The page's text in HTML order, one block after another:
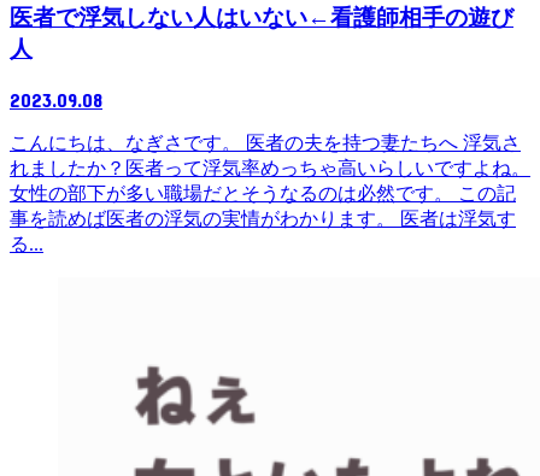
医者で浮気しない人はいない←看護師相手の遊び
人
2023.09.08
こんにちは、なぎさです。 医者の夫を持つ妻たちへ 浮気さ
れましたか？医者って浮気率めっちゃ高いらしいですよね。
女性の部下が多い職場だとそうなるのは必然です。 この記
事を読めば医者の浮気の実情がわかります。 医者は浮気す
る...